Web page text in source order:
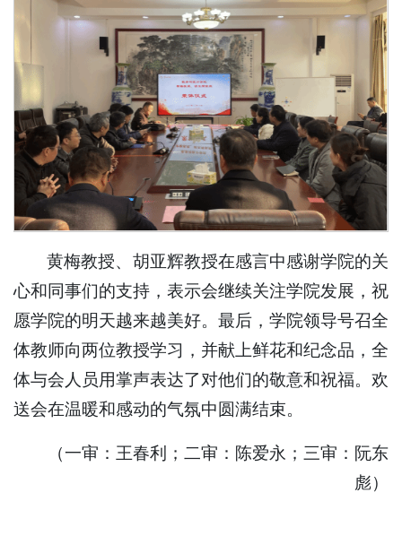
黄梅教授、胡亚辉教授在感言中感谢学院的关
心和同事们的支持，表示会继续关注学院发展，祝
愿学院的明天越来越美好。最后，学院领导号召全
体教师向两位教授学习，并献上鲜花和纪念品，全
体与会人员用掌声表达了对他们的敬意和祝福。欢
送会在温暖和感动的气氛中圆满结束。
（一审：王春利；二审：陈爱永；三审：阮东
彪）